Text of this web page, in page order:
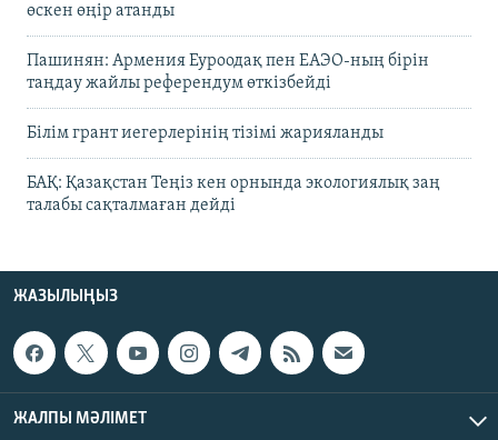
өскен өңір атанды
Пашинян: Армения Еуроодақ пен ЕАЭО-ның бірін
таңдау жайлы референдум өткізбейді
Білім грант иегерлерінің тізімі жарияланды
БАҚ: Қазақстан Теңіз кен орнында экологиялық заң
талабы сақталмаған дейді
ЖАЗЫЛЫҢЫЗ
ЖАЛПЫ МӘЛІМЕТ